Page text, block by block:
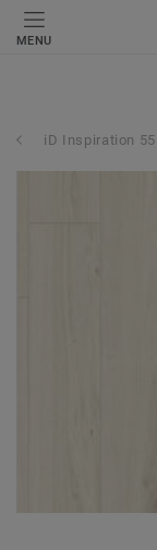
MENU
iD Inspiration 55